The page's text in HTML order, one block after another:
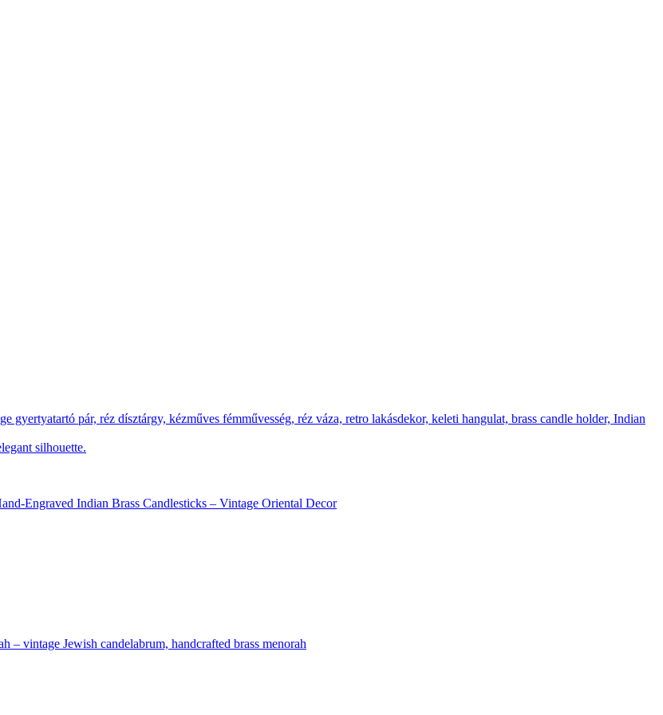
Engraved Indian Brass Candlesticks – Vintage Oriental Decor
– vintage Jewish candelabrum, handcrafted brass menorah